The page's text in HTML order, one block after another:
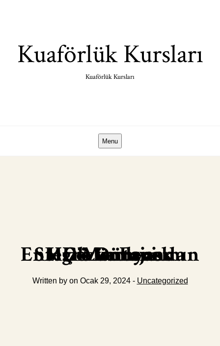
Kuaförlük Kursları
Kuaförlük Kursları
Menu
SMD Montajında Entegre Dünyasının Hızlı ve Esnek Çözümleri
Written by on Ocak 29, 2024 - Uncategorized